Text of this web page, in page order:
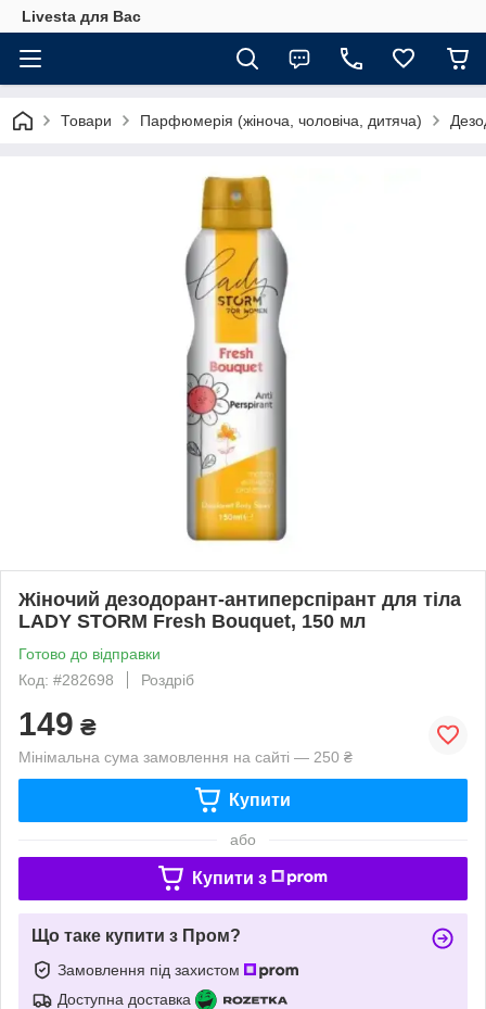
Livesta для Вас
Товари Парфюмерія (жіноча, чоловіча, дитяча)
Жіночий дезодорант-антиперспірант для тіла
LADY STORM Fresh Bouquet, 150 мл
Готово до відправки
Код: #282698
Роздріб
149 ₴
Мінімальна сума замовлення на сайті — 250 ₴
Купити
або
Купити з
Що таке купити з Пром?
Замовлення під захистом
Доступна доставка